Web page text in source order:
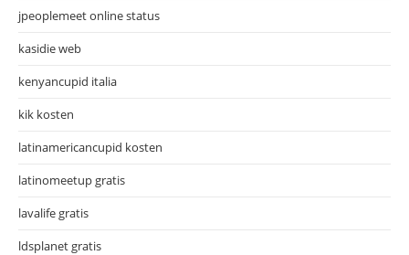
jpeoplemeet online status
kasidie web
kenyancupid italia
kik kosten
latinamericancupid kosten
latinomeetup gratis
lavalife gratis
ldsplanet gratis